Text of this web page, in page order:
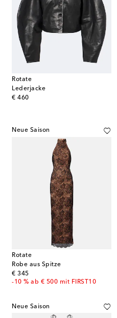
Rotate
Lederjacke
€ 460
original price
Neue Saison
Rotate
Robe aus Spitze
€ 345
original price
-10 % ab € 500 mit FIRST10
Neue Saison